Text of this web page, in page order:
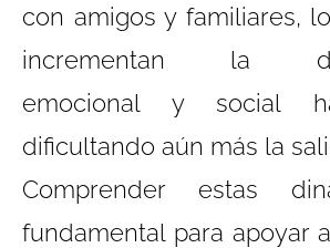
con amigos y familiares,
incrementan la
emocional y social
dificultando aún más la
Comprender estas
fundamental para apoyar